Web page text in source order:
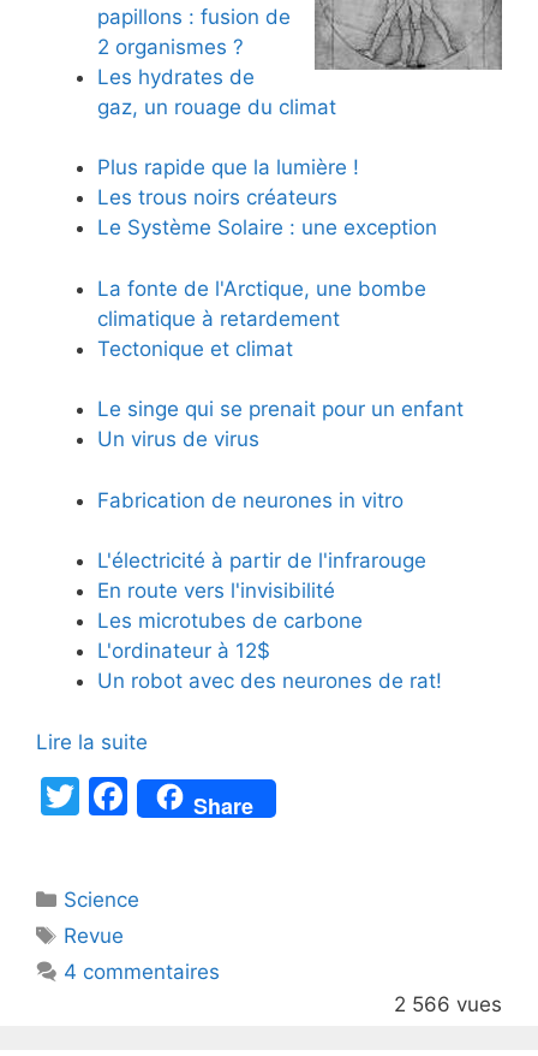
papillons : fusion de
2 organismes ?
Les hydrates de
gaz, un rouage du climat
Plus rapide que la lumière !
Les trous noirs créateurs
Le Système Solaire : une exception
La fonte de l'Arctique, une bombe
climatique à retardement
Tectonique et climat
Le singe qui se prenait pour un enfant
Un virus de virus
Fabrication de neurones in vitro
L'électricité à partir de l'infrarouge
En route vers l'invisibilité
Les microtubes de carbone
L'ordinateur à 12$
Un robot avec des neurones de rat!
Lire la suite
T
er
F
a
e
o
Share
Catégories
Science
Étiquettes
Revue
4 commentaires
2 566 vues